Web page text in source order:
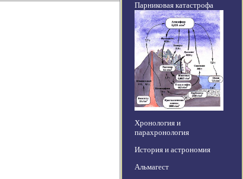
Парниковая катастрофа
Хронология и
парахронология
История и астрономия
Альмагест